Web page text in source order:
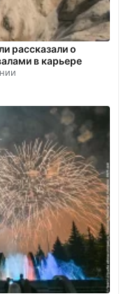
рассказали о
в карьере